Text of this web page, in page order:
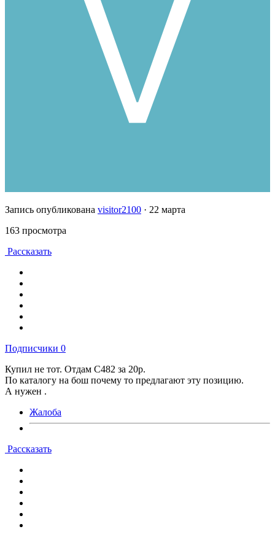
Запись опубликована visitor2100 · 22 марта
163 просмотра
Рассказать
Подписчики 0
Купил не тот. Отдам C482 за 20р.
По каталогу на бош почему то предлагают эту позицию.
А нужен .
Жалоба
Рассказать